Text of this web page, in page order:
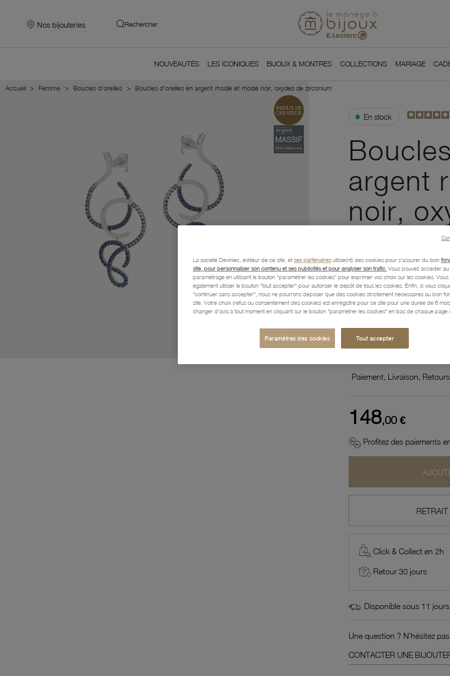
Nos bijouteries Rechercher
NOUVEAUTÉS LES ICONIQUES BIJOUX & MONTRES COLLECTIONS MARIAGE
Accueil Femme Boucles d'oreilles Boucles d'oreilles en argent rhodié et rhodié noir, oxydes de zirconium
● En stock
argent
noir,
Par le créateur :Maria
Référence : 56100245
Caractéristiques détaillées
Paiement, Livraison,
148,00 €
Profitez des paiements
Click & Collect en 2h
Retour 30 jours
Disponible sous 11
Une question ? N'hésitez
CONTACTER UNE
La société Devinlec, éditeur de ce site, et ses partenairesutilise(nt) des cookies pour s'assurer du bon
site, pour personnaliser son contenu et ses publicités et pour analyser son trafic. Vous pouvez accéder
paramétrage en utilisant le bouton “paramétrer les cookies” pour exprimer vos choix sur les cookies. Vous
également utiliser le bouton "tout accepter" pour autoriser le dépôt de tous les cookies. Enfin, si vous
"continuer sans accepter", nous ne pourrons déposer que des cookies strictement nécessaires au bon
site. Votre choix (refus ou consentement des cookies) est enregistré pour ce site pour une durée de 6
changer d'avis à tout moment en cliquant sur le bouton "paramétrer les cookies" en bas de chaque page
Paramètres des cookies Tout accepter